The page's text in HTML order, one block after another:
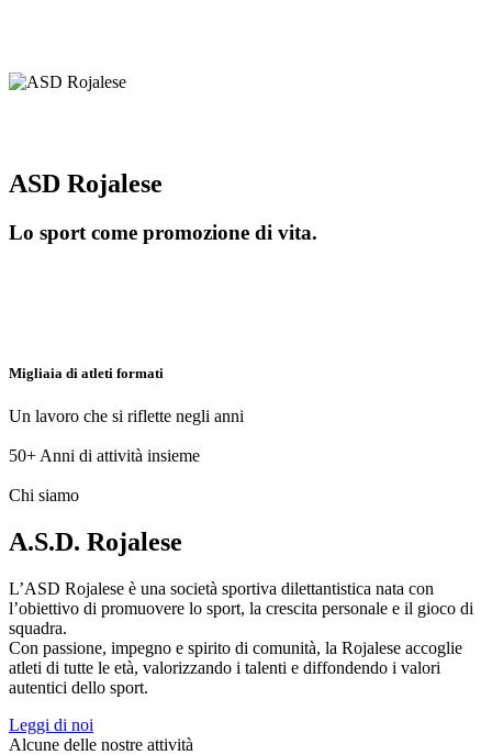
ASD Rojalese
Lo sport come promozione di vita.
Migliaia di atleti formati
Un lavoro che si riflette negli anni
50+ Anni di attività insieme
Chi siamo
A.S.D. Rojalese
L’ASD Rojalese è una società sportiva dilettantistica nata con
l’obiettivo di promuovere lo sport, la crescita personale e il gioco di
squadra.
Con passione, impegno e spirito di comunità, la Rojalese accoglie
atleti di tutte le età, valorizzando i talenti e diffondendo i valori
autentici dello sport.
Leggi di noi
Alcune delle nostre attività